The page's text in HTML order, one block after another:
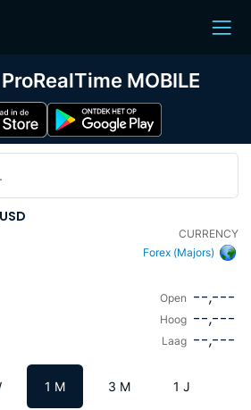
CURRENCY
Forex (Majors)
Open --,---
Hoog --,---
Laag --,---
1 M 3 M 1 J
MOBILE